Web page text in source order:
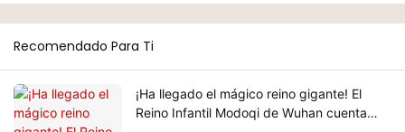
Recomendado Para Ti
¡Ha llegado el mágico reino gigante! El
Reino Infantil Modoqi de Wuhan cuenta